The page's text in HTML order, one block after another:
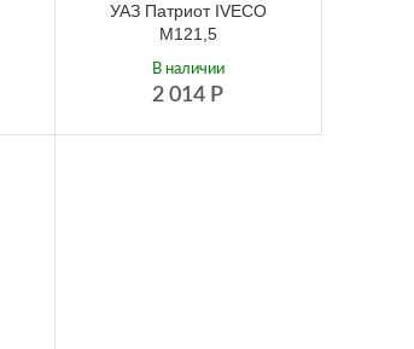
УАЗ Патриот IVECO
М121,5
2 014 Р
В наличии